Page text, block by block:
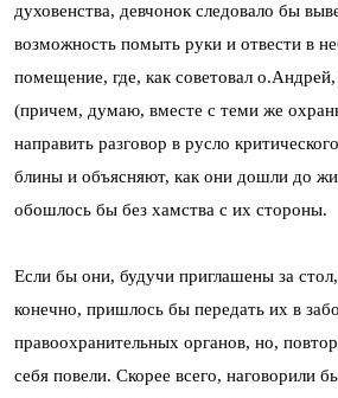
духовенства, девчонок следовало бы
возможность помыть руки и отвести в
помещение, где, как советовал о.Андрей,
(причем, думаю, вместе с теми же
направить разговор в русло
блины и объясняют, как они дошли до
обошлось бы без хамства с их стороны.
Если бы они, будучи приглашены за
конечно, пришлось бы передать их в
правоохранительных органов, но,
себя повели. Скорее всего, наговорили